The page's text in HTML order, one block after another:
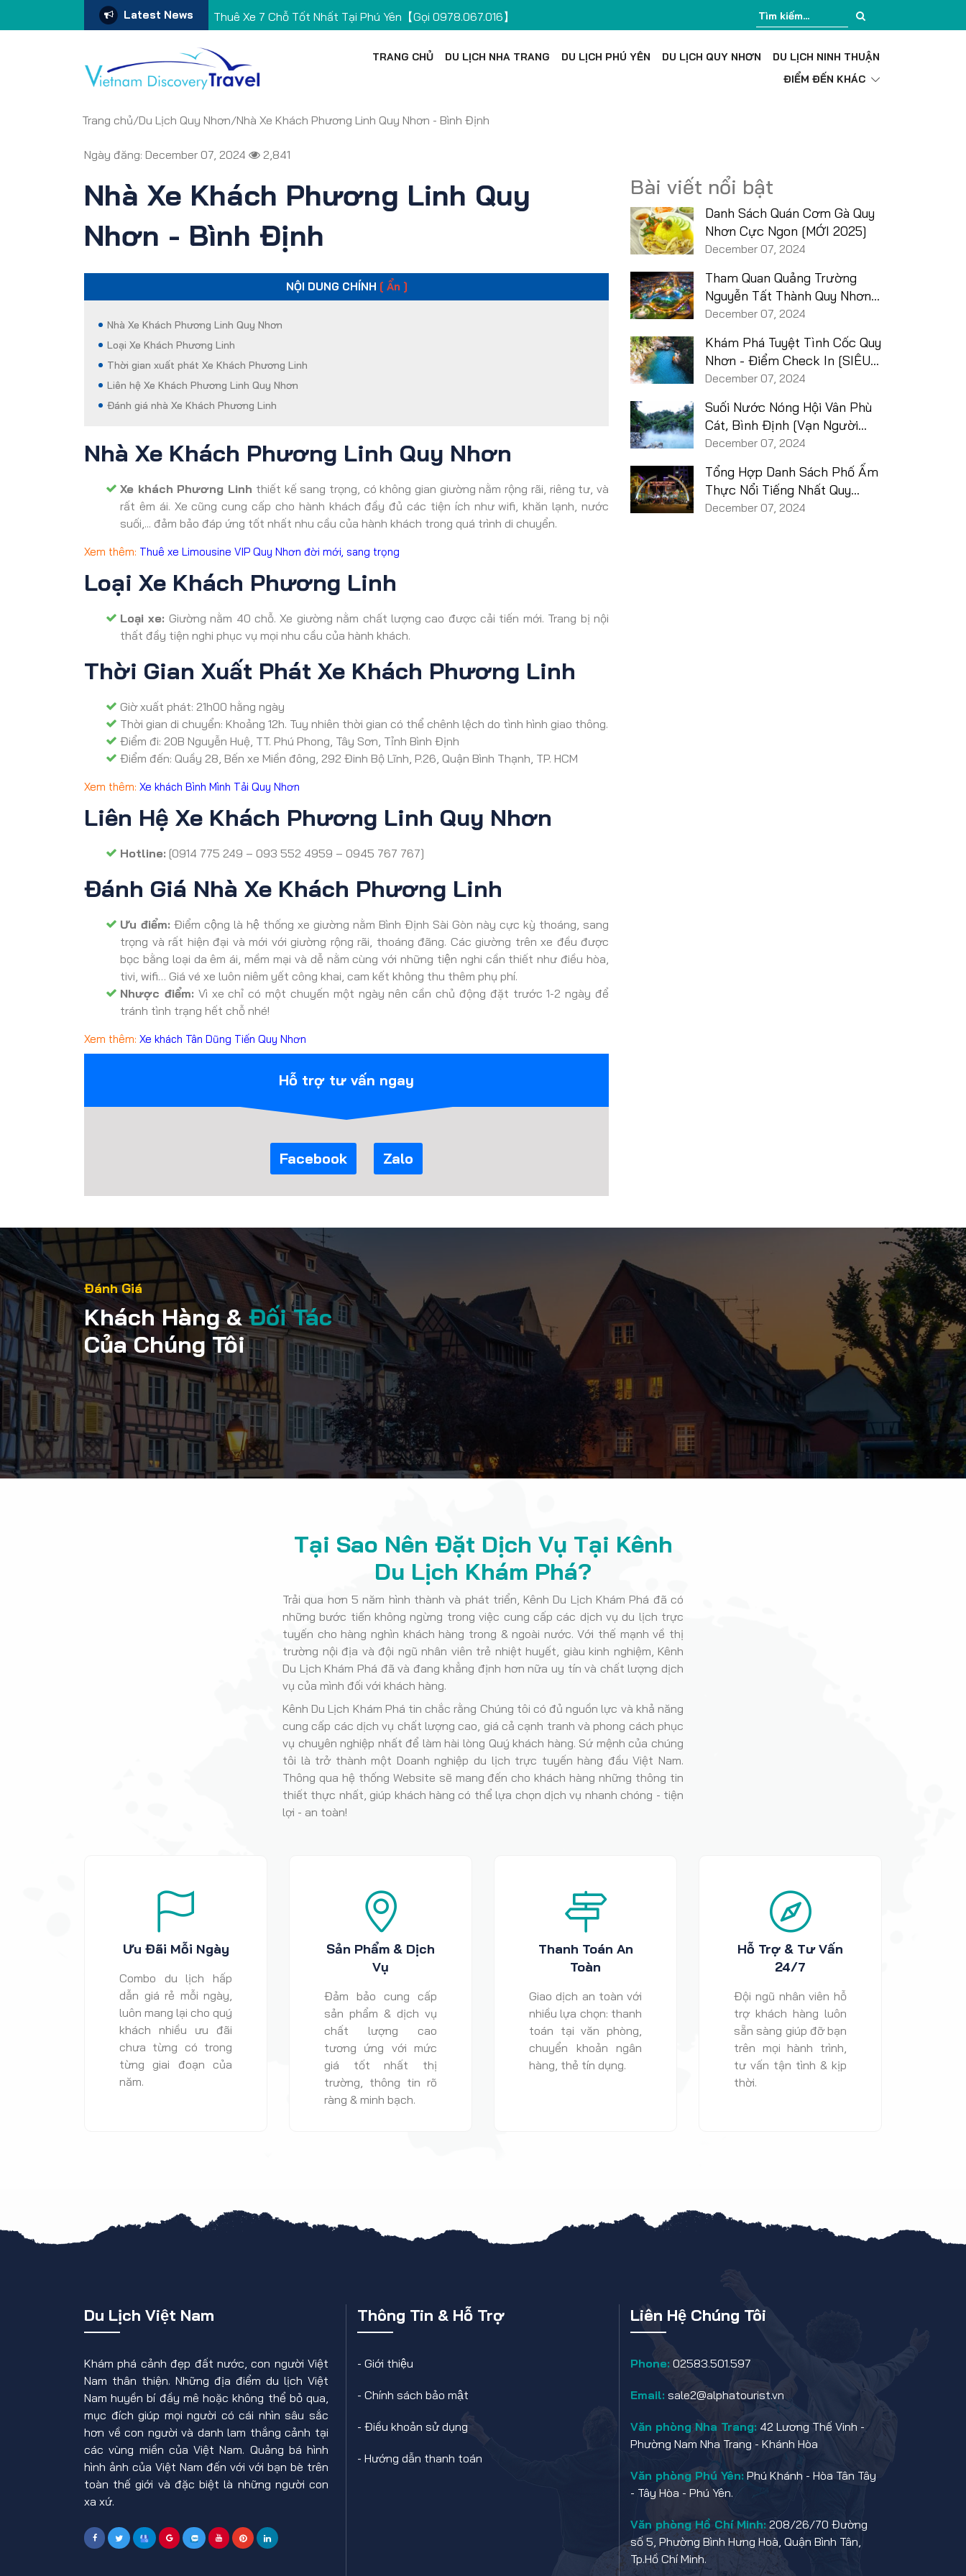
Latest News Đặt Xe Đưa Đón Sân Bay Tân Sơn Nhất【Gọi 0978.067.016】 [BỎ TÚI] Bản Đồ Du Lịch Quy Nhơn Chi Tiết
TRANG CHỦ DU LỊCH NHA TRANG DU LỊCH PHÚ YÊN DU LỊCH QUY NHƠN
DU LỊCH NINH THUẬN
ĐIỂM ĐẾN KHÁC
Trang chủ/Du Lịch Quy Nhơn/Nhà Xe Khách Phương Linh Quy Nhơn - Bình Định
Ngày đăng: December 07, 2024 2,841
Nhà Xe Khách Phương Linh Quy
Nhơn - Bình Định
NỘI DUNG CHÍNH [ Ẩn ]
Nhà Xe Khách Phương Linh Quy Nhơn
Loại Xe Khách Phương Linh
Thời gian xuất phát Xe Khách Phương Linh
Liên hệ Xe Khách Phương Linh Quy Nhơn
Đánh giá nhà Xe Khách Phương Linh
Nhà Xe Khách Phương Linh Quy Nhơn
Xe khách Phương Linh thiết kế sang trọng, có không gian giường nằm rộng rãi, riêng tư, và
rất êm ái. Xe cũng cung cấp cho hành khách đầy đủ các tiện ích như wifi, khăn lạnh, nước
suối,... đảm bảo đáp ứng tốt nhất nhu cầu của hành khách trong quá trình di chuyển.
Xem thêm: Thuê xe Limousine VIP Quy Nhơn đời mới, sang trọng
Loại Xe Khách Phương Linh
Loại xe: Giường nằm 40 chỗ. Xe giường nằm chất lượng cao được cải tiến mới. Trang bị nội
thất đầy tiện nghi phục vụ mọi nhu cầu của hành khách.
Thời Gian Xuất Phát Xe Khách Phương Linh
Giờ xuất phát: 21h00 hằng ngày
Thời gian di chuyển: Khoảng 12h. Tuy nhiên thời gian có thể chênh lệch do tình hình giao thông.
Điểm đi: 20B Nguyễn Huệ, TT. Phú Phong, Tây Sơn, Tỉnh Bình Định
Điểm đến: Quầy 28, Bến xe Miền đông, 292 Đinh Bộ Lĩnh, P.26, Quận Bình Thạnh, TP. HCM
Xem thêm: Xe khách Bình Mình Tải Quy Nhơn
Liên Hệ Xe Khách Phương Linh Quy Nhơn
Hotline: [0914 775 249 – 093 552 4959 – 0945 767 767]
Đánh Giá Nhà Xe Khách Phương Linh
Ưu điểm: Điểm cộng là hệ thống xe giường nằm Bình Định Sài Gòn này cực kỳ thoáng, sang
trọng và rất hiện đại và mới với giường rộng rãi, thoáng đãng. Các giường trên xe đều được
bọc bằng loại da êm ái, mềm mại và dễ nằm cùng với những tiện nghi cần thiết như điều hòa,
tivi, wifi… Giá vé xe luôn niêm yết công khai, cam kết không thu thêm phụ phí.
Nhược điểm: Vì xe chỉ có một chuyến một ngày nên cần chủ động đặt trước 1-2 ngày để
tránh tình trạng hết chỗ nhé!
Xem thêm: Xe khách Tân Dũng Tiến Quy Nhơn
Hỗ trợ tư vấn ngay
Facebook Zalo
Bài viết nổi bật
Danh Sách Quán Cơm Gà Quy
Nhơn Cực Ngon [MỚI 2025]
December 07, 2024
Tham Quan Quảng Trường
Nguyễn Tất Thành Quy Nhơn
[MỚI 2025]
December 07, 2024
Khám Phá Tuyệt Tình Cốc Quy
Nhơn - Điểm Check In [SIÊU
HOT]
December 07, 2024
Suối Nước Nóng Hội Vân Phù
Cát, Bình Định [Vạn Người
Mê]
December 07, 2024
Tổng Hợp Danh Sách Phố Ẩm
Thực Nổi Tiếng Nhất Quy
Nhơn [Từ A- Z]
December 07, 2024
Đánh Giá
Khách Hàng &Đối Tác
Của Chúng Tôi
Tại Sao Nên Đặt Dịch Vụ Tại Kênh
Du Lịch Khám Phá?
Trải qua hơn 5 năm hình thành và phát triển, Kênh Du Lịch Khám Phá đã có
những bước tiến không ngừng trong việc cung cấp các dịch vụ du lịch trực
tuyến cho hàng nghìn khách hàng trong & ngoài nước. Với thế mạnh về thị
trường nội địa và đội ngũ nhân viên trẻ nhiệt huyết, giàu kinh nghiệm, Kênh
Du Lịch Khám Phá đã và đang khẳng định hơn nữa uy tín và chất lượng dịch
vụ của mình đối với khách hàng.
Kênh Du Lịch Khám Phá tin chắc rằng Chúng tôi có đủ nguồn lực và khả năng
cung cấp các dịch vụ chất lượng cao, giá cả cạnh tranh và phong cách phục
vụ chuyên nghiệp nhất để làm hài lòng Quý khách hàng. Sứ mệnh của chúng
tôi là trở thành một Doanh nghiệp du lịch trực tuyến hàng đầu Việt Nam.
Thông qua hệ thống Website sẽ mang đến cho khách hàng những thông tin
thiết thực nhất, giúp khách hàng có thể lựa chọn dịch vụ nhanh chóng - tiện
lợi - an toàn!
Ưu Đãi Mỗi Ngày
Combo du lịch hấp
dẫn giá rẻ mỗi ngày,
luôn mang lại cho quý
khách nhiều ưu đãi
chưa từng có trong
từng giai đoạn của
năm.
Sản Phẩm & Dịch
Vụ
Đảm bảo cung cấp
sản phẩm & dịch vụ
chất lượng cao
tương ứng với mức
giá tốt nhất thị
trường, thông tin rõ
ràng & minh bạch.
Thanh Toán An
Toàn
Giao dịch an toàn với
nhiều lựa chọn: thanh
toán tại văn phòng,
chuyển khoản ngân
hàng, thẻ tín dụng.
Hỗ Trợ & Tư Vấn
24/7
Đội ngũ nhân viên hỗ
trợ khách hàng luôn
sẵn sàng giúp đỡ bạn
trên mọi hành trình,
tư vấn tận tình & kịp
thời.
Du Lịch Việt Nam
Khám phá cảnh đẹp đất nước, con người Việt
Nam thân thiện. Những địa điểm du lịch Việt
Nam huyền bí đầy mê hoặc không thể bỏ qua,
mục đích giúp mọi người có cái nhìn sâu sắc
hơn về con người và danh lam thắng cảnh tại
các vùng miền của Việt Nam. Quảng bá hình
hình ảnh của Việt Nam đến với với bạn bè trên
toàn thế giới và đặc biệt là những người con
xa xứ.
Thông Tin & Hỗ Trợ
- Giới thiệu
- Chính sách bảo mật
- Điều khoản sử dụng
- Hướng dẫn thanh toán
Liên Hệ Chúng Tôi
Phone: 02583.501.597
Email: sale2@alphatourist.vn
Văn phòng Nha Trang: 42 Lương Thế Vinh -
Phường Nam Nha Trang - Khánh Hòa
Văn phòng Phú Yên: Phú Khánh - Hòa Tân Tây
- Tây Hòa - Phú Yên.
Văn phòng Hồ Chí Minh: 208/26/70 Đường
số 5, Phường Bình Hưng Hoà, Quận Bình Tân,
Tp.Hồ Chí Minh.